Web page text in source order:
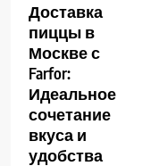
Доставка
пиццы в
Москве с
Farfor:
Идеальное
сочетание
вкуса и
удобства